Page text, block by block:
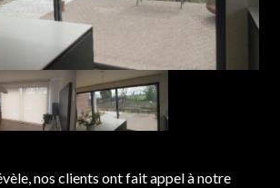
nos clients ont fait appel à notre